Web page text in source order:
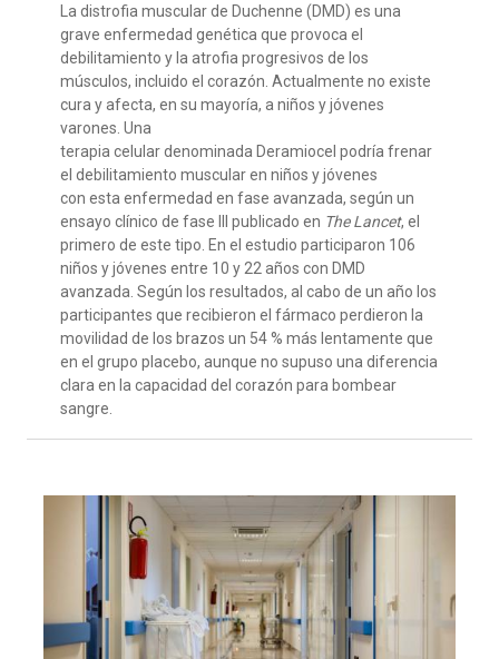
La distrofia muscular de Duchenne (DMD) es una
grave enfermedad genética que provoca el
debilitamiento y la atrofia progresivos de los
músculos, incluido el corazón. Actualmente no existe
cura y afecta, en su mayoría, a niños y jóvenes
varones. Una
terapia celular denominada Deramiocel podría frenar
el debilitamiento muscular en niños y jóvenes
con esta enfermedad en fase avanzada, según un
ensayo clínico de fase III publicado en The Lancet, el
primero de este tipo. En el estudio participaron 106
niños y jóvenes entre 10 y 22 años con DMD
avanzada. Según los resultados, al cabo de un año los
participantes que recibieron el fármaco perdieron la
movilidad de los brazos un 54 % más lentamente que
en el grupo placebo, aunque no supuso una diferencia
clara en la capacidad del corazón para bombear
sangre.